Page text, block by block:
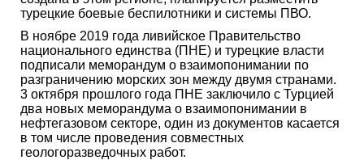
турецкие боевые беспилотники и системы ПВО.
В ноябре 2019 года ливийское Правительство
национального единства (ПНЕ) и турецкие власти
подписали меморандум о взаимопонимании по
разграничению морских зон между двумя странами.
3 октября прошлого года ПНЕ заключило с Турцией
два новых меморандума о взаимопонимании в
нефтегазовом секторе, один из документов касается
в том числе проведения совместных
геологоразведочных работ.